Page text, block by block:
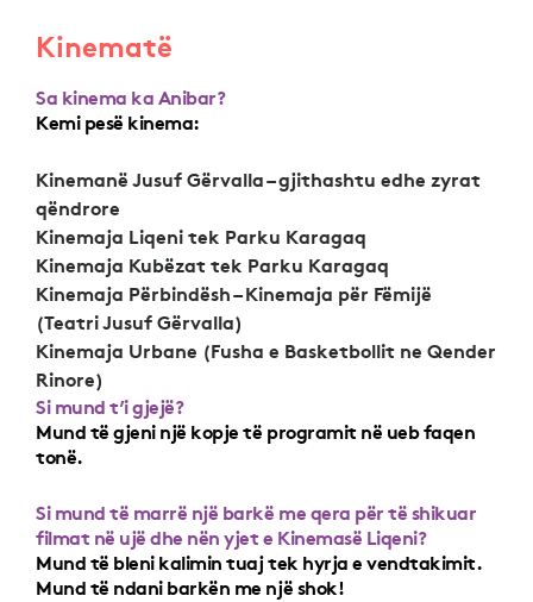
Kinematë
Sa kinema ka Anibar?
Kemi pesë kinema:
Kinemanë Jusuf Gërvalla – gjithashtu edhe zyrat
qëndrore
Kinemaja Liqeni tek Parku Karagaq
Kinemaja Kubëzat tek Parku Karagaq
Kinemaja Përbindësh – Kinemaja për Fëmijë
(Teatri Jusuf Gërvalla)
Kinemaja Urbane (Fusha e Basketbollit ne Qender
Rinore)
Si mund t’i gjejë?
Mund të gjeni një kopje të programit në ueb faqen
tonë.
Si mund të marrë një barkë me qera për të shikuar
filmat në ujë dhe nën yjet e Kinemasë Liqeni?
Mund të bleni kalimin tuaj tek hyrja e vendtakimit.
Mund të ndani barkën me një shok!